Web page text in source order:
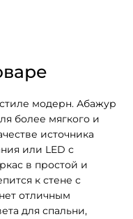
модерн. Абажур
более мягкого и
источника
или LED с
в простой и
к стене с
отличным
для спальни,